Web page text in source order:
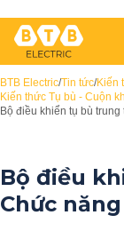
BTB Electric/Tin tức/Kiến
Kiến thức Tụ bù - Cuộn
Bộ điều khiển tụ bù
Bộ điều
Chức